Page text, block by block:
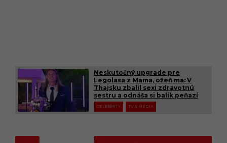
Neskutočný upgrade pre
Legolasa z Mama, ožeň ma: V
Thajsku zbalil sexi zdravotnú
sestru a odnáša si balík peňazí
CELEBRITY TV & MEDIA